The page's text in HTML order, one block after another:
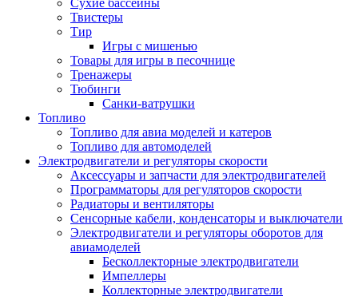
Сухие бассейны
Твистеры
Тир
Игры с мишенью
Товары для игры в песочнице
Тренажеры
Тюбинги
Санки-ватрушки
Топливо
Топливо для авиа моделей и катеров
Топливо для автомоделей
Электродвигатели и регуляторы скорости
Аксессуары и запчасти для электродвигателей
Программаторы для регуляторов скорости
Радиаторы и вентиляторы
Сенсорные кабели, конденсаторы и выключатели
Электродвигатели и регуляторы оборотов для
авиамоделей
Бесколлекторные электродвигатели
Импеллеры
Коллекторные электродвигатели